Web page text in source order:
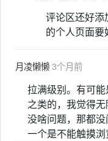
评论区还好添
的个人页面
月凌懒懒3个月前
拉满级别。有可
之类的，我觉得
没啥问题，那都没
一个是不能触摸浏